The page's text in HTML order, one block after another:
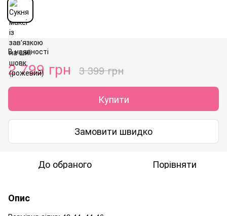
В наявності
2 799 грн 3 399 грн
Купити
Замовити швидко
До обраного Порівняти
Опис